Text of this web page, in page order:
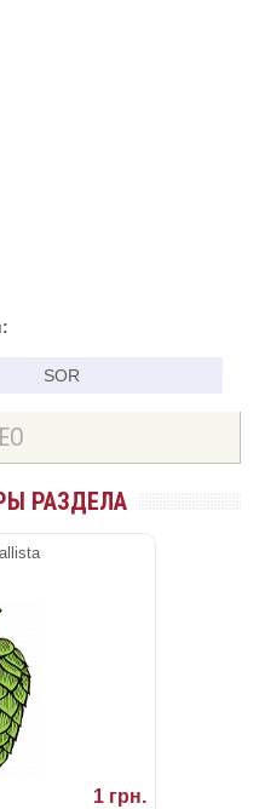
SOR
РАЗДЕЛА
1 грн.